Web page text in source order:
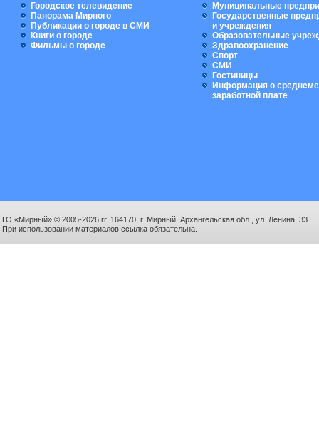
Городское телевидение
Панорама Мирного
Публикации о городе в СМИ
Книги о городе
Фильмы о городе
Муниципальные
Государственные
и учреждения
Образовательные
Здравоохранение
Спорт
СМИ
Гостиницы
Информация о
заработной плате
ГО «Мирный» © 2005-2026 гг. 164170, г. Мирный, Архангельская обл., ул. Ленина, 33.
При использовании материалов ссылка обязательна.